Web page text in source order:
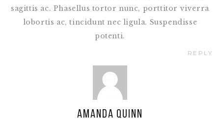
REPLY
sagittis ac. Phasellus tortor nunc, porttitor viverra
lobortis ac, tincidunt nec ligula. Suspendisse
potenti.
Amanda Quinn